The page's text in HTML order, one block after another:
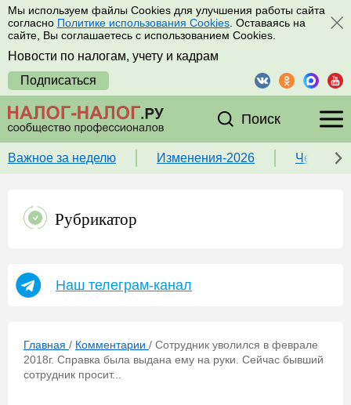
Мы используем файлы Cookies для улучшения работы сайта
согласно Политике использования Cookies . Оставаясь на
сайте, Вы соглашаетесь с использованием Cookies.
Новости по налогам, учету и кадрам
Подписаться
Поиск
Важное за неделю Изменения-2026 Чек-
Рубрикатор
Наш телеграм-канал
Главная / Комментарии / Сотрудник уволился в феврале
2018г. Справка была выдана ему на руки. Сейчас бывший
сотрудник просит...